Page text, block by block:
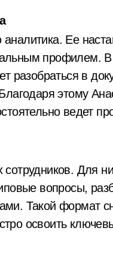
Ее
профилем.
разобраться в
этому
ведет
Для
вопросы,
Такой формат
освоить